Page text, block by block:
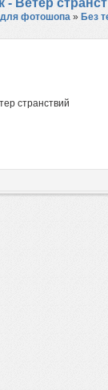
фотошопа » Без
странствий